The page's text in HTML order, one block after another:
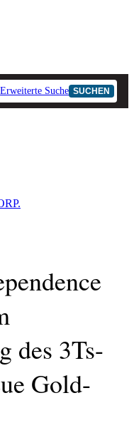
Meldungen
Erweiterte Suche SUCHEN
des 3Ts-
Gold-